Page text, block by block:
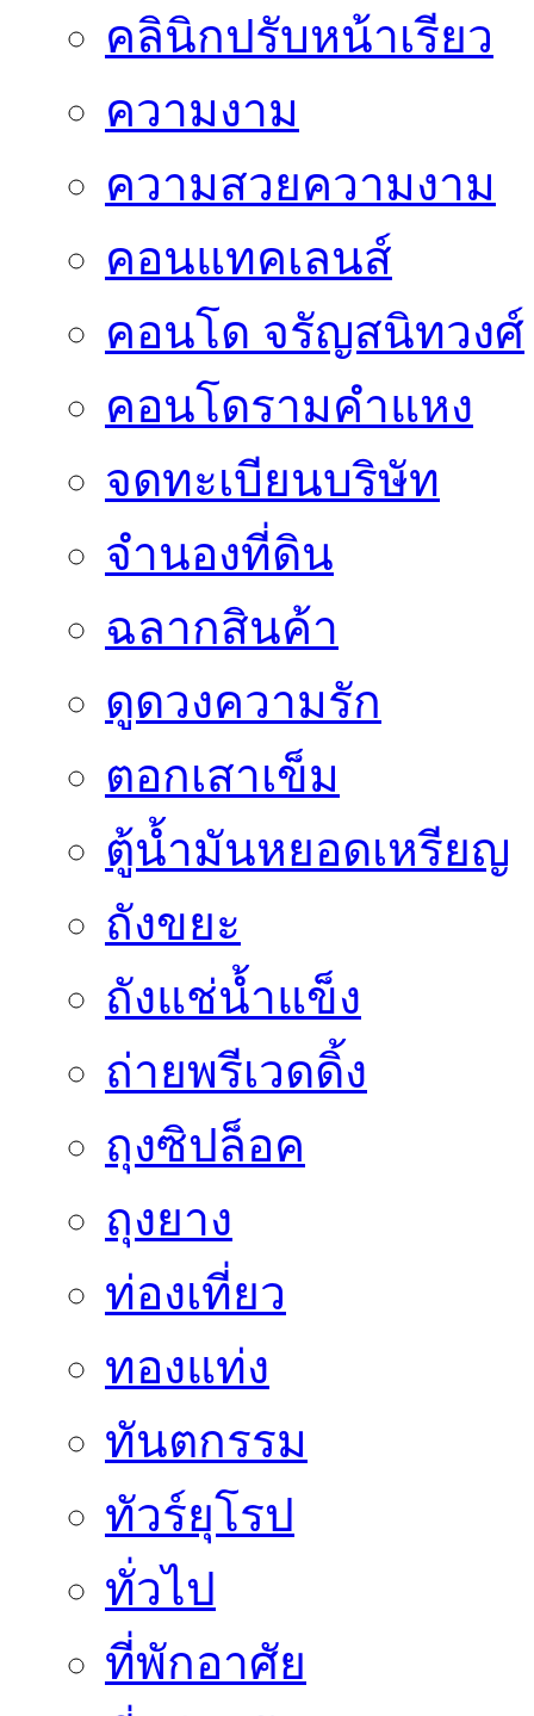
คลินิกปรับหน้าเรียว
ความงาม
ความสวยความงาม
คอนแทคเลนส์
คอนโด จรัญสนิทวงศ์
คอนโดรามคำแหง
จดทะเบียนบริษัท
จำนองที่ดิน
ฉลากสินค้า
ดูดวงความรัก
ตอกเสาเข็ม
ตู้น้ำมันหยอดเหรียญ
ถังขยะ
ถังแช่น้ำแข็ง
ถ่ายพรีเวดดิ้ง
ถุงซิปล็อค
ถุงยาง
ท่องเที่ยว
ทองแท่ง
ทันตกรรม
ทัวร์ยุโรป
ทั่วไป
ที่พักอาศัย